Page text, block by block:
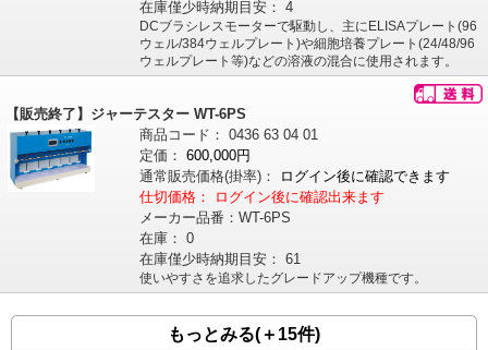
在庫僅少時納期目安： 4
DCブラシレスモーターで駆動し、主にELISAプレート(96
ウェル/384ウェルプレート)や細胞培養プレート(24/48/96
ウェルプレート等)などの溶液の混合に使用されます。
【販売終了】ジャーテスター WT-6PS
商品コード： 0436 63 04 01
定価： 600,000円
通常販売価格(掛率)：
ログイン後に確認できます
仕切価格：
ログイン後に確認出来ます
メーカー品番： WT-6PS
在庫： 0
在庫僅少時納期目安： 61
使いやすさを追求したグレードアップ機種です。
もっとみる(＋15件)